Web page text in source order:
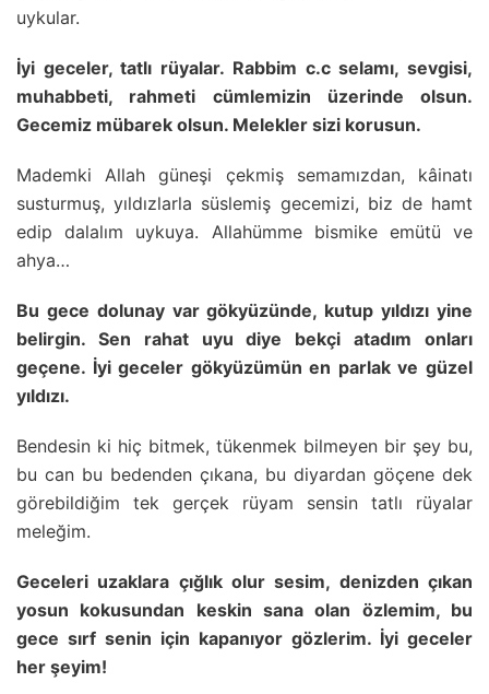
uykular.
İyi geceler, tatlı rüyalar. Rabbim c.c selamı, sevgisi,
muhabbeti, rahmeti cümlemizin üzerinde olsun.
Gecemiz mübarek olsun. Melekler sizi korusun.
Mademki Allah güneşi çekmiş semamızdan, kâinatı
susturmuş, yıldızlarla süslemiş gecemizi, biz de hamt
edip dalalım uykuya. Allahümme bismike emütü ve
ahya…
Bu gece dolunay var gökyüzünde, kutup yıldızı yine
belirgin. Sen rahat uyu diye bekçi atadım onları
geçene. İyi geceler gökyüzümün en parlak ve güzel
yıldızı.
Bendesin ki hiç bitmek, tükenmek bilmeyen bir şey bu,
bu can bu bedenden çıkana, bu diyardan göçene dek
görebildiğim tek gerçek rüyam sensin tatlı rüyalar
meleğim.
Geceleri uzaklara çığlık olur sesim, denizden çıkan
yosun kokusundan keskin sana olan özlemim, bu
gece sırf senin için kapanıyor gözlerim. İyi geceler
her şeyim!